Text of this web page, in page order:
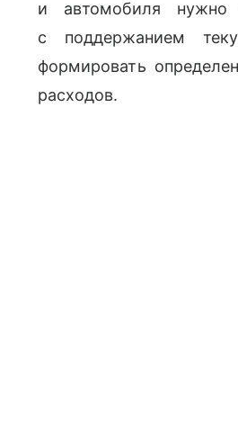
и автомобиля нужно
с поддержанием
формировать
расходов.